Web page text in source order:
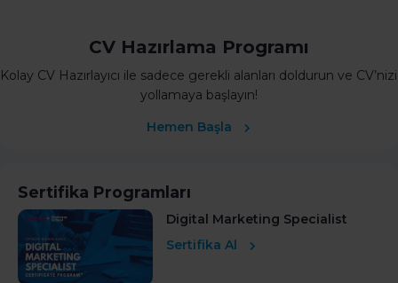
CV Hazırlama Programı
Kolay CV Hazırlayıcı ile sadece gerekli alanları doldurun ve CV’nizi
yollamaya başlayın!
Hemen Başla
Sertifika Programları
Digital Marketing Specialist
Sertifika Al